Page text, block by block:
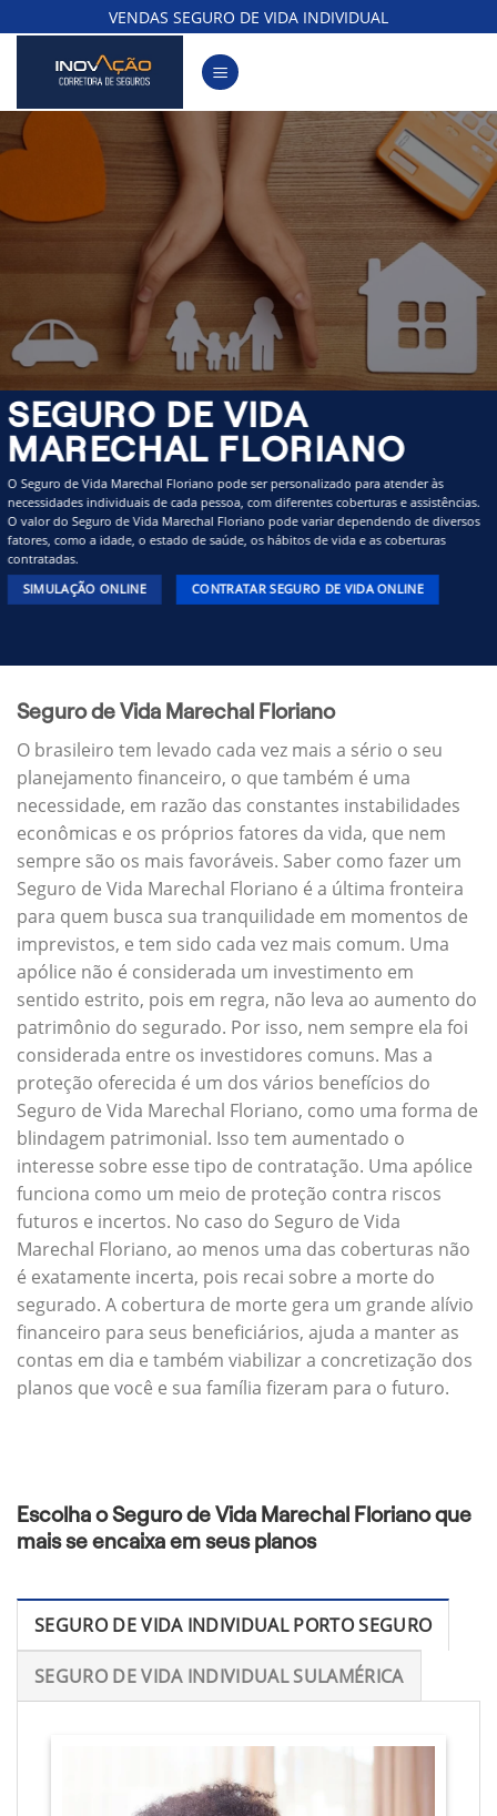
to
content
VENDAS SEGURO DE VIDA INDIVIDUAL
SEGURO DE VIDA
MARECHAL FLORIANO
O Seguro de Vida Marechal Floriano pode ser personalizado para atender às
necessidades individuais de cada pessoa, com diferentes coberturas e assistências.
O valor do Seguro de Vida Marechal Floriano pode variar dependendo de diversos
fatores, como a idade, o estado de saúde, os hábitos de vida e as coberturas
contratadas.
SIMULAÇÃO ONLINE CONTRATAR SEGURO DE VIDA ONLINE
Seguro de Vida Marechal Floriano
O brasileiro tem levado cada vez mais a sério o seu
planejamento financeiro, o que também é uma
necessidade, em razão das constantes instabilidades
econômicas e os próprios fatores da vida, que nem
sempre são os mais favoráveis. Saber como fazer um
Seguro de Vida Marechal Floriano é a última fronteira
para quem busca sua tranquilidade em momentos de
imprevistos, e tem sido cada vez mais comum. Uma
apólice não é considerada um investimento em
sentido estrito, pois em regra, não leva ao aumento do
patrimônio do segurado. Por isso, nem sempre ela foi
considerada entre os investidores comuns. Mas a
proteção oferecida é um dos vários benefícios do
Seguro de Vida Marechal Floriano, como uma forma de
blindagem patrimonial. Isso tem aumentado o
interesse sobre esse tipo de contratação. Uma apólice
funciona como um meio de proteção contra riscos
futuros e incertos. No caso do Seguro de Vida
Marechal Floriano, ao menos uma das coberturas não
é exatamente incerta, pois recai sobre a morte do
segurado. A cobertura de morte gera um grande alívio
financeiro para seus beneficiários, ajuda a manter as
contas em dia e também viabilizar a concretização dos
planos que você e sua família fizeram para o futuro.
Escolha o Seguro de Vida Marechal Floriano que
mais se encaixa em seus planos
SEGURO DE VIDA INDIVIDUAL PORTO SEGURO
SEGURO DE VIDA INDIVIDUAL SULAMÉRICA